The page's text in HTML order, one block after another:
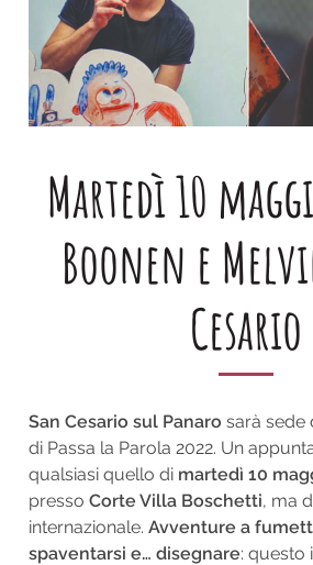
Martedì 10
Boonen e
Cesario
San Cesario sul Panaro sarà sede
di Passa la Parola 2022. Un
qualsiasi quello di martedì 10
pressoCorte Villa Boschetti, ma
internazionale.Avventure a
spaventarsi e… disegnare: questo